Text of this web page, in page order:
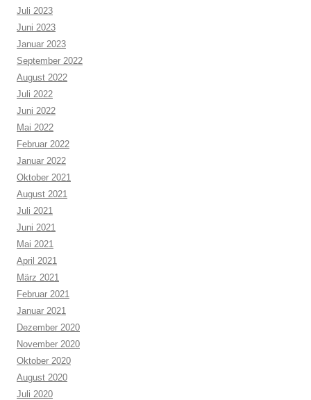
Juli 2023
Juni 2023
Januar 2023
September 2022
August 2022
Juli 2022
Juni 2022
Mai 2022
Februar 2022
Januar 2022
Oktober 2021
August 2021
Juli 2021
Juni 2021
Mai 2021
April 2021
März 2021
Februar 2021
Januar 2021
Dezember 2020
November 2020
Oktober 2020
August 2020
Juli 2020